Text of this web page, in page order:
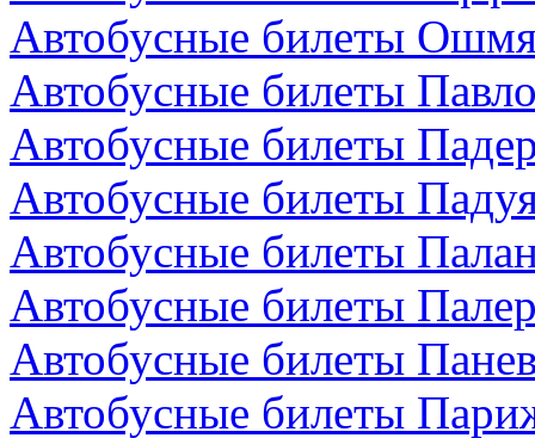
Автобусные билеты
Автобусные билеты
Автобусные билеты
Автобусные билеты
Автобусные билеты
Автобусные билеты
Автобусные билеты
Автобусные билеты